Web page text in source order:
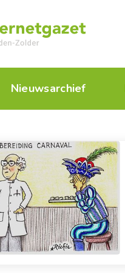
Nieuwsarchief